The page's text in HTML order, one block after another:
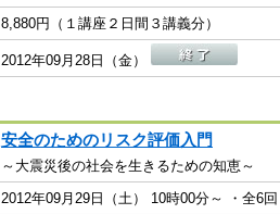
8,880円（１講座２日間３講義分）
2012年09月28日（金）
安全のためのリスク評価入門
～大震災後の社会を生きるための知恵～
2012年09月29日（土） 10時00分～ ・全6回